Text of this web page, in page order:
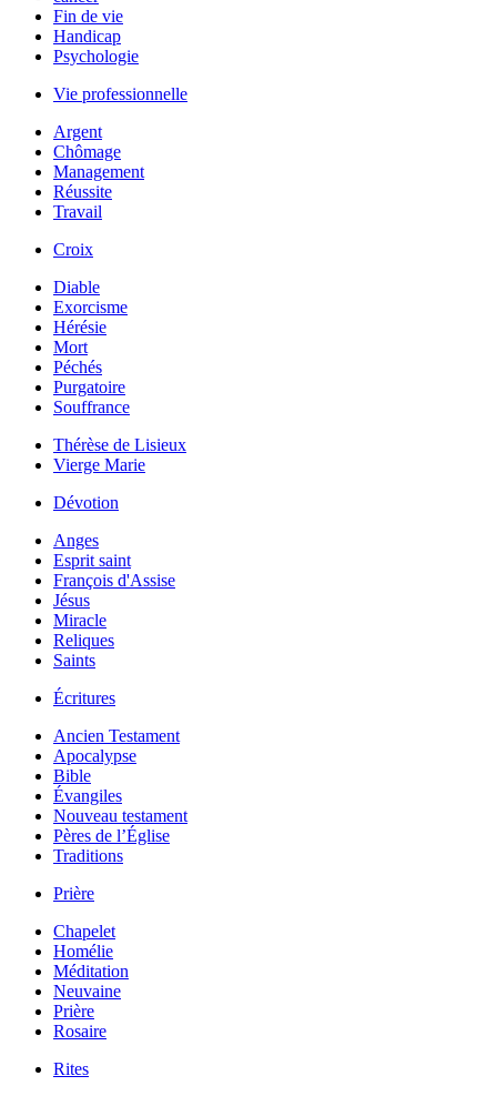
Fin de vie
Handicap
Psychologie
Vie professionnelle
Argent
Chômage
Management
Réussite
Travail
Croix
Diable
Exorcisme
Hérésie
Mort
Péchés
Purgatoire
Souffrance
Thérèse de Lisieux
Vierge Marie
Dévotion
Anges
Esprit saint
François d'Assise
Jésus
Miracle
Reliques
Saints
Écritures
Ancien Testament
Apocalypse
Bible
Évangiles
Nouveau testament
Pères de l’Église
Traditions
Prière
Chapelet
Homélie
Méditation
Neuvaine
Prière
Rosaire
Rites